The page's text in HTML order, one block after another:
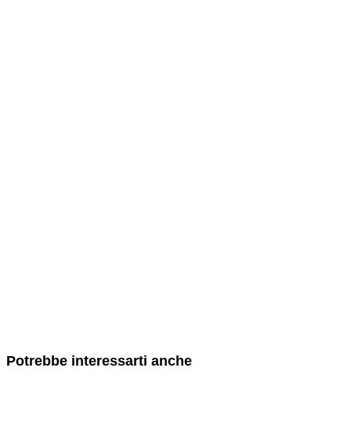
Potrebbe interessarti anche